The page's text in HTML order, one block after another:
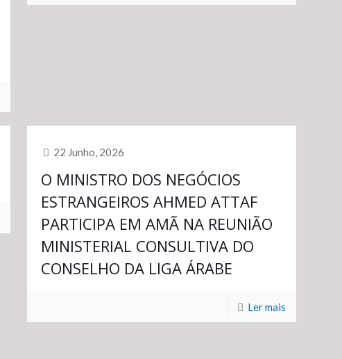
22 Junho, 2026
O MINISTRO DOS NEGÓCIOS
ESTRANGEIROS AHMED ATTAF
PARTICIPA EM AMÃ NA REUNIÃO
MINISTERIAL CONSULTIVA DO
CONSELHO DA LIGA ÁRABE
Ler mais